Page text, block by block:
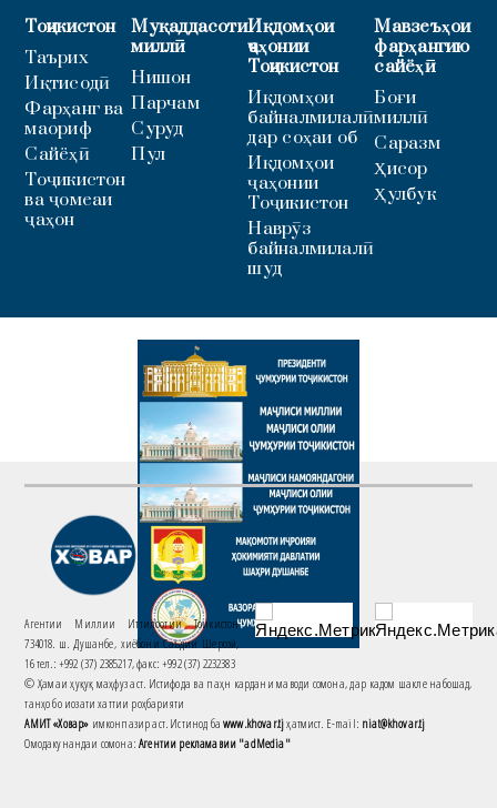
Тоҷикистон
Таърих
Иқтисодӣ
Фарҳанг ва
маориф
Сайёҳӣ
Тоҷикистон
ва ҷомеаи
ҷаҳон
Муқаддасоти
миллӣ
Нишон
Парчам
Суруд
Пул
Иқдомҳои
ҷаҳонии
Тоҷикистон
Иқдомҳои
байналмилалӣ
дар соҳаи об
Иқдомҳои
ҷаҳонии
Тоҷикистон
Наврӯз
байналмилалӣ
шуд
Мавзеъҳои
фарҳангию
сайёҳӣ
Боғи
миллӣ
Саразм
Ҳисор
Ҳулбук
Агентии Миллии Иттилоотии Тоҷикистон
734018. ш. Душанбе, хиёбони Саъдии Шерозӣ,
16 тел.: +992 (37) 2385217, факс: +992 (37) 2232383
© Ҳамаи ҳуқуқ маҳфуз аст. Истифода ва паҳн кардани маводи сомона, дар кадом шакле набошад,
танҳо бо иҷозати хаттии роҳбарияти
АМИТ «Ховар» имконпазир аст. Истинод баwww.khovar.tjҳатмист. E-mail: niat@khovar.tj
Омодакунандаи сомона:Агентии рекламавии "adMedia"